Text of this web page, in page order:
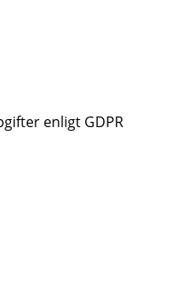
enligt GDPR